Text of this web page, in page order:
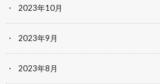
2023年10月
2023年9月
2023年8月